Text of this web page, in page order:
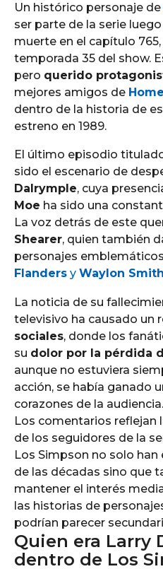
Un histórico personaje de
ser parte de la serie
muerte en el capítulo
temporada 35 del show.
pero querido
mejores amigos de
dentro de la historia de
estreno en 1989.
El último episodio
sido el escenario de
Dalrymple, cuya
Moe ha sido una
La voz detrás de este
Shearer, quien también
personajes
Flanders y Waylon
La noticia de su
televisivo ha causado un
sociales, donde los
su dolor por la pérdida
aunque no estuviera
acción, se había ganado
corazones de la audiencia.
Los comentarios reflejan
de los seguidores de la
Los Simpson no solo
de las décadas sino que
mantener el interés
las historias de
podrían parecer
Quien era Larry
dentro de Los